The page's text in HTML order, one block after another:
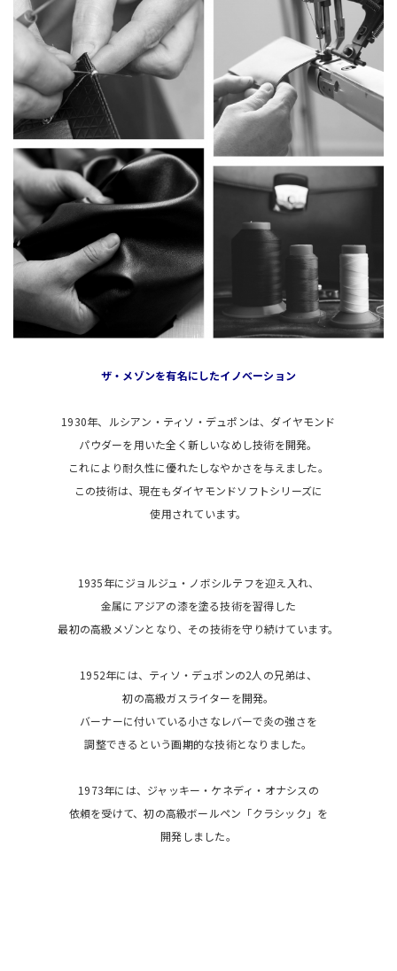
ザ・メゾンを有名にしたイノベーション
1930年、ルシアン・ティソ・デュポンは、ダイヤモンド
パウダーを用いた全く新しいなめし技術を開発。
これにより耐久性に優れたしなやかさを与えました。
この技術は、現在もダイヤモンドソフトシリーズに
使用されています。
1935年にジョルジュ・ノボシルテフを迎え入れ、
金属にアジアの漆を塗る技術を習得した
最初の高級メゾンとなり、その技術を守り続けています。
1952年には、ティソ・デュポンの2人の兄弟は、
初の高級ガスライターを開発。
バーナーに付いている小さなレバーで炎の強さを
調整できるという画期的な技術となりました。
1973年には、ジャッキー・ケネディ・オナシスの
依頼を受けて、初の高級ボールペン「クラシック」を
開発しました。